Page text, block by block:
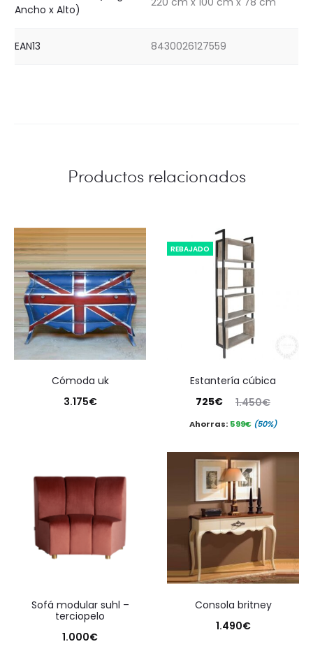
Ancho x Alto)
EAN13 8430026127559
Productos relacionados
cómoda uk
3.175€
REBAJADO
estantería cúbica
1.450€
El
precio
era:
1.450€.
725€
precio
es:
Ahorras: 599€ (50%)
sofá modular suhl –
terciopelo
1.000€
consola britney
1.490€